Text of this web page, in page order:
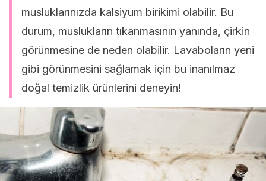
musluklarınızda kalsiyum birikimi olabilir. Bu
durum, muslukların tıkanmasının yanında, çirkin
görünmesine de neden olabilir. Lavaboların yeni
gibi görünmesini sağlamak için bu inanılmaz
doğal temizlik ürünlerini deneyin!